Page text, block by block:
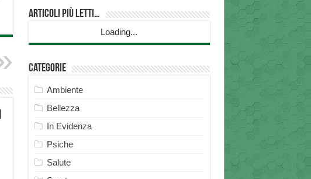
Articoli più Letti…
Loading...
Categorie
Ambiente
Bellezza
In Evidenza
Psiche
Salute